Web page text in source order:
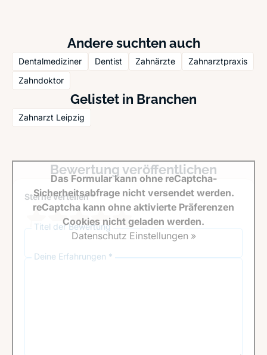
Andere suchten auch
Dentalmediziner Dentist Zahnärzte
Zahnarztpraxis
Zahndoktor
Gelistet in Branchen
Zahnarzt Leipzig
Bewertung veröffentlichen
Sterne verteilen *
Titel der Bewertung
Deine Erfahrungen *
Das Formular kann ohne reCaptcha-
Sicherheitsabfrage nicht versendet werden.
reCaptcha kann ohne aktivierte Präferenzen
Cookies nicht geladen werden.
Datenschutz Einstellungen »